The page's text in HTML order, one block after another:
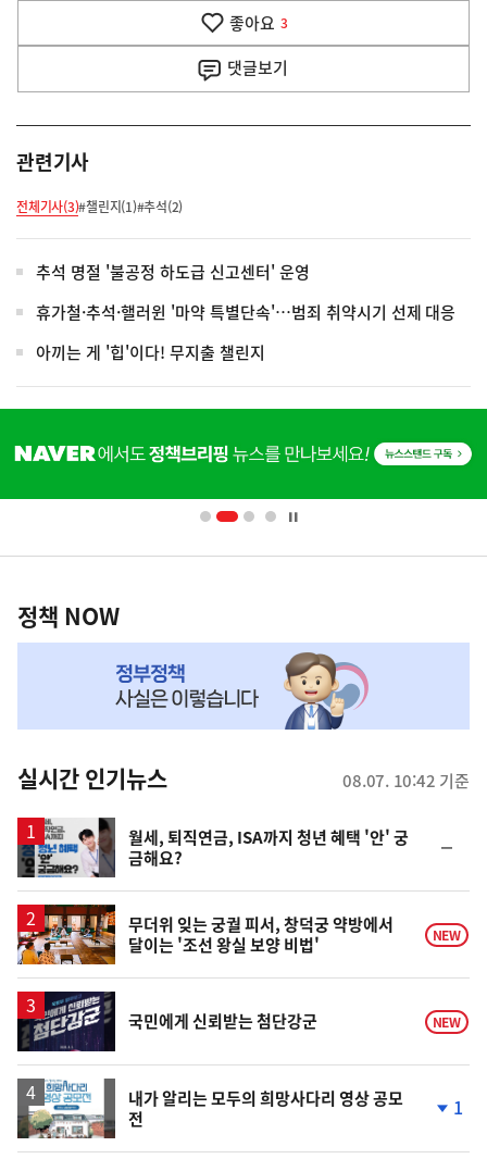
기
좋아요 3
댓글보기
관련기사
전체기사(3)#챌린지(1)#추석(2)
추석 명절 '불공정 하도급 신고센터' 운영
휴가철·추석·핼러윈 '마약 특별단속'…범죄 취약시기 선제 대응
아끼는 게 '힙'이다! 무지출 챌린지
단
배
영
책
NOW,
뉴
스
정책 NOW
실시간 인기뉴스 08.07. 10:42 기준
월세, 퇴직연금, ISA까지 청년 혜택 '안' 궁
금해요?
일
무더위 잊는 궁궐 피서, 창덕궁 약방에서
달이는 '조선 왕실 보양 비법'
NEW
국민에게 신뢰받는 첨단강군 NEW
내가 알리는 모두의 희망사다리 영상 공모
전
계
1